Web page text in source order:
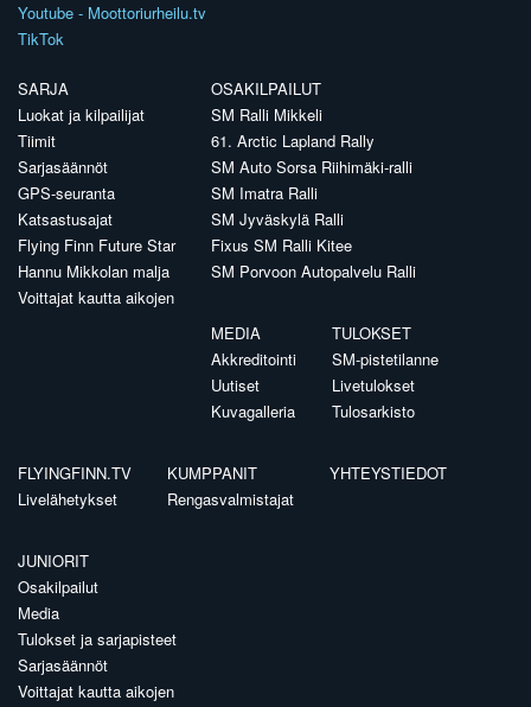
Youtube - Moottoriurheilu.tv
TikTok
SARJA
Luokat ja kilpailijat
Tiimit
Sarjasäännöt
GPS-seuranta
Katsastusajat
Flying Finn Future Star
Hannu Mikkolan malja
Voittajat kautta aikojen
OSAKILPAILUT
SM Ralli Mikkeli
61. Arctic Lapland Rally
SM Auto Sorsa Riihimäki-ralli
SM Imatra Ralli
SM Jyväskylä Ralli
Fixus SM Ralli Kitee
SM Porvoon Autopalvelu Ralli
MEDIA
Akkreditointi
Uutiset
Kuvagalleria
TULOKSET
SM-pistetilanne
Livetulokset
Tulosarkisto
FLYINGFINN.TV
Livelähetykset
KUMPPANIT
Rengasvalmistajat
YHTEYSTIEDOT
JUNIORIT
Osakilpailut
Media
Tulokset ja sarjapisteet
Sarjasäännöt
Voittajat kautta aikojen